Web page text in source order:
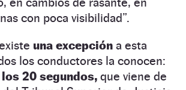
con poca visibilidad”.
una excepción a esta
los conductores la conocen:
20 segundos, que viene de